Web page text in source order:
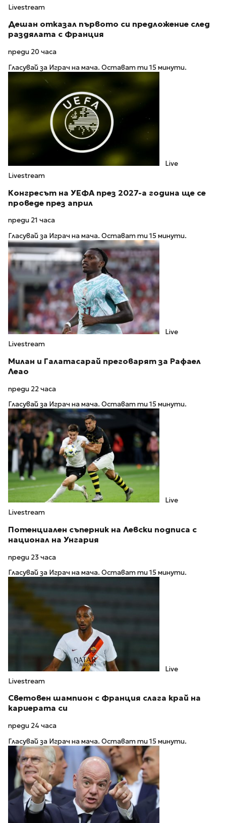
Livestream
Дешан отказал първото си предложение след
раздялата с Франция
преди 20 часа
Гласувай за Играч на мача. Остават ти 15 минути.
Live
Livestream
Конгресът на УЕФА през 2027-а година ще се
проведе през април
преди 21 часа
Гласувай за Играч на мача. Остават ти 15 минути.
Live
Livestream
Милан и Галатасарай преговарят за Рафаел
Леао
преди 22 часа
Гласувай за Играч на мача. Остават ти 15 минути.
Live
Livestream
Потенциален съперник на Левски подписа с
национал на Унгария
преди 23 часа
Гласувай за Играч на мача. Остават ти 15 минути.
Live
Livestream
Световен шампион с Франция слага край на
кариерата си
преди 24 часа
Гласувай за Играч на мача. Остават ти 15 минути.